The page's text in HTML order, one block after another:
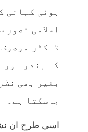
ہوئی کہانی
اسلامی
ڈاکٹر
کہ بندر اور
بغیر بھی
جاسکتا ہے۔
اسی طرح ان